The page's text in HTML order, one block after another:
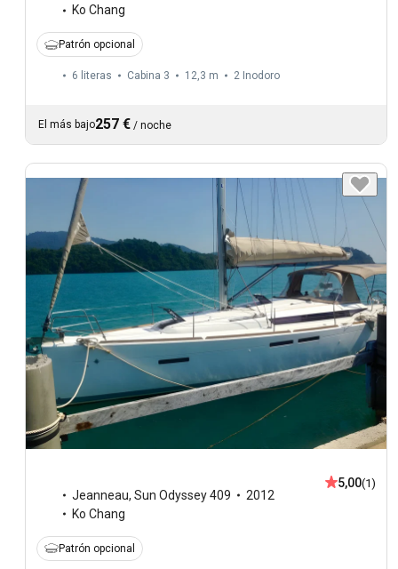
Ko Chang
Patrón opcional
6 literas Cabina 3 12,3 m 2 Inodoro
El más bajo257 € / noche
Jeanneau, Sun Odyssey 409
2012
Ko Chang
5,00(1)
Patrón opcional